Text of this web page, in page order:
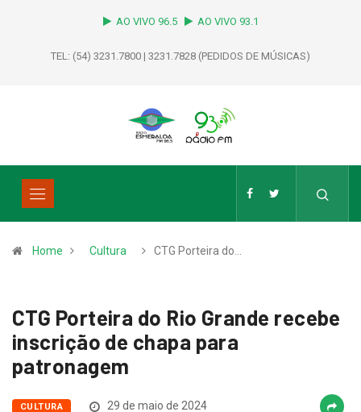
AO VIVO 96.5 AO VIVO 93.1
TEL: (54) 3231.7800 | 3231.7828 (PEDIDOS DE MÚSICAS)
Home Cultura CTG Porteira do…
CTG Porteira do Rio Grande recebe
inscrição de chapa para
patronagem
CULTURA 29 de maio de 2024